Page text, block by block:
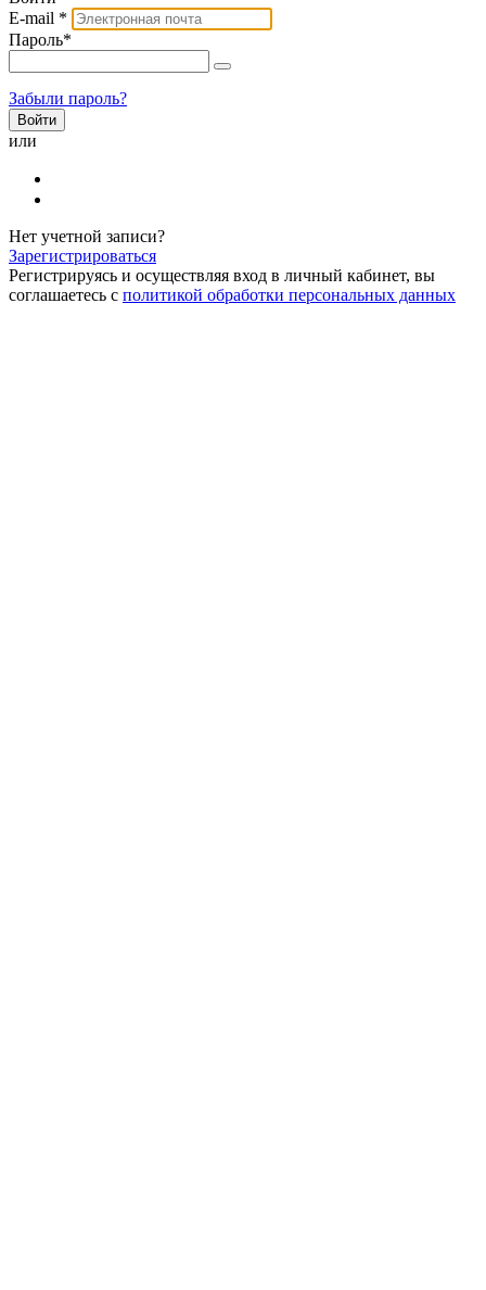
E-mail *
Пароль*
Забыли пароль?
или
Нет учетной записи?
Зарегистрироваться
Регистрируясь и осуществляя вход в личный кабинет, вы
соглашаетесь с политикой обработки персональных данных